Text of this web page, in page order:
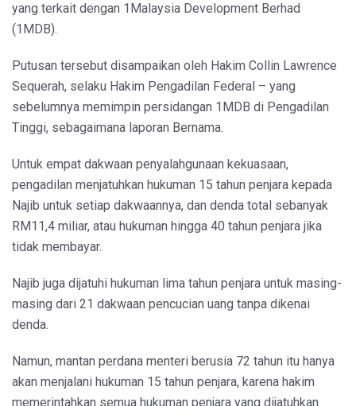
yang terkait dengan 1Malaysia Development Berhad
(1MDB).
Putusan tersebut disampaikan oleh Hakim Collin Lawrence
Sequerah, selaku Hakim Pengadilan Federal – yang
sebelumnya memimpin persidangan 1MDB di Pengadilan
Tinggi, sebagaimana laporan Bernama.
Untuk empat dakwaan penyalahgunaan kekuasaan,
pengadilan menjatuhkan hukuman 15 tahun penjara kepada
Najib untuk setiap dakwaannya, dan denda total sebanyak
RM11,4 miliar, atau hukuman hingga 40 tahun penjara jika
tidak membayar.
Najib juga dijatuhi hukuman lima tahun penjara untuk masing-
masing dari 21 dakwaan pencucian uang tanpa dikenai
denda.
Namun, mantan perdana menteri berusia 72 tahun itu hanya
akan menjalani hukuman 15 tahun penjara, karena hakim
memerintahkan semua hukuman penjara yang dijatuhkan